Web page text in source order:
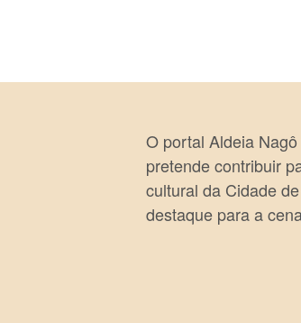
O portal Aldeia
pretende contribuir
cultural da Cidade
destaque para a